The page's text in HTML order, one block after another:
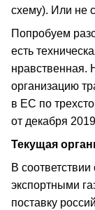
схему). Или не
Попробуем
есть
нравственная.
организацию
в ЕС по
от декабря
Текущая
В
экспортными
поставку